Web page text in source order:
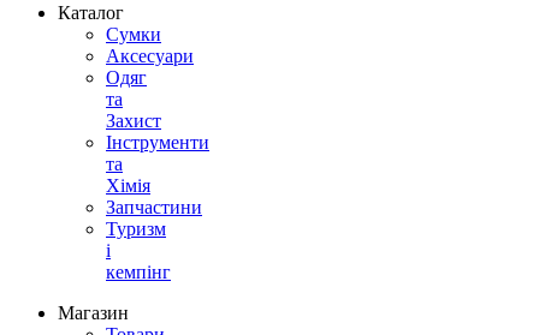
Каталог
Сумки
Аксесуари
Одяг
та
Захист
Інструменти
та
Хімія
Запчастини
Туризм
і
кемпінг
Магазин